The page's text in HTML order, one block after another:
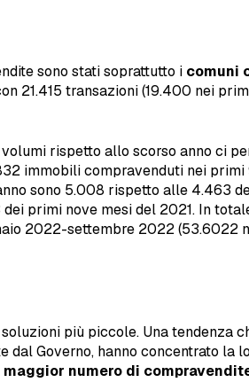
sono stati soprattutto i comuni
21.415 transazioni (19.400 nei
rispetto allo scorso anno ci
immobili compravenduti nei
sono 5.008 rispetto alle 4.463
primi nove mesi del 2021. In
2022-settembre 2022 (53.6022
più piccole. Una
dal Governo, hanno concentrato la
maggior numero di